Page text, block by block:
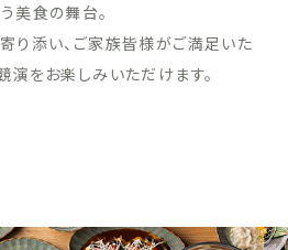
美食の舞台。
り添い、ご家族皆様がご満足いた
をお楽しみいただけます。